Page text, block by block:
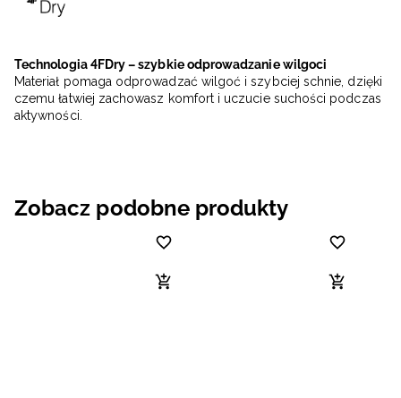
Technologia 4FDry – szybkie odprowadzanie wilgoci
Materiał pomaga odprowadzać wilgoć i szybciej schnie, dzięki
czemu łatwiej zachowasz komfort i uczucie suchości podczas
aktywności.
Zobacz podobne produkty